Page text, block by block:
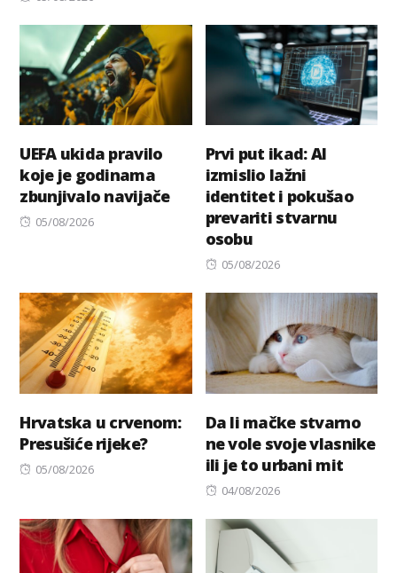
UEFA ukida pravilo
koje je godinama
zbunjivalo navijače
Posted
05/08/2026
Prvi put ikad: AI
izmislio lažni
identitet i pokušao
prevariti stvarnu
osobu
Posted
05/08/2026
Hrvatska u crvenom:
Presušiće rijeke?
Posted
05/08/2026
Da li mačke stvarno
ne vole svoje vlasnike
ili je to urbani mit
Posted
04/08/2026